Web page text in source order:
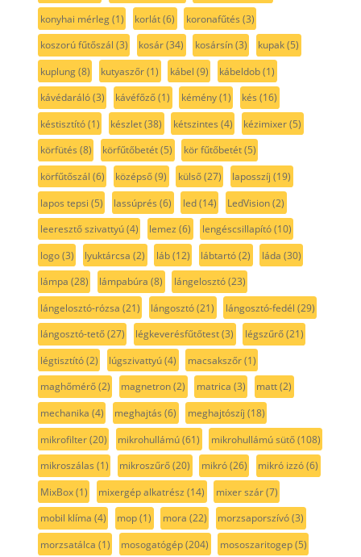
konyhai mérleg(1) korlát(6) koronafűtés (3)
koszorú fűtőszál (3) kosár(34) kosársín(3) kupak(5)
kuplung(8) kutyaszőr(1) kábel (9) kábeldob(1)
kávédaráló(3) kávéfőző(1) kémény(1) kés (16)
késtisztító(1) készlet(38) kétszintes (4) kézimixer(5)
körfütés (8) körfűtőbetét(5) kör fűtőbetét(5)
körfűtőszál (6) középső(9) külső(27) laposszíj (19)
lapos tepsi (5) lassúprés (6) led(14) LedVision(2)
leeresztő szivattyú(4) lemez (6) lengéscsillapító(10)
logo(3) lyuktárcsa (2) láb(12) lábtartó(2) láda (30)
lámpa (28) lámpabúra (8) lángelosztó(23)
lángelosztó-rózsa (21) lángosztó(21) lángosztó-fedél (29)
lángosztó-tető(27) légkeverésfűtőtest(3) légszűrő(21)
légtisztító(2) lúgszivattyú(4) macsakszőr(1)
maghőmérő(2) magnetron(2) matrica (3) matt(2)
mechanika (4) meghajtás (6) meghajtószíj (18)
mikrofilter(20) mikrohullámú(61) mikrohullámú sütő(108)
mikroszálas (1) mikroszűrő(20) mikró(26) mikró izzó(6)
MixBox(1) mixergép alkatrész (14) mixer szár(7)
mobil klíma (4) mop(1) mora (22) morzsaporszívó(3)
morzsatálca (1) mosogatógép(204) mososzaritogep(5)